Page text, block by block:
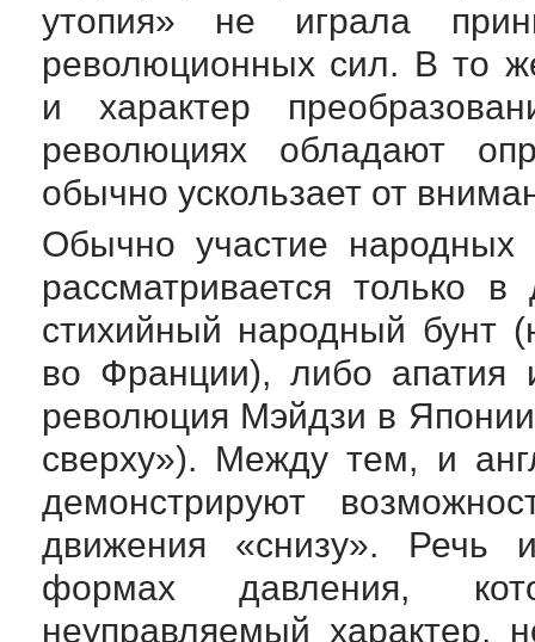
утопия» не играла
революционных сил. В то
и характер
революциях обладают
обычно ускользает от
Обычно участие
рассматривается только
стихийный народный бунт
во Франции), либо апатия
революция Мэйдзи в
сверху»). Между тем, и
демонстрируют
движения «снизу». Речь
формах давления,
неуправляемый характер,